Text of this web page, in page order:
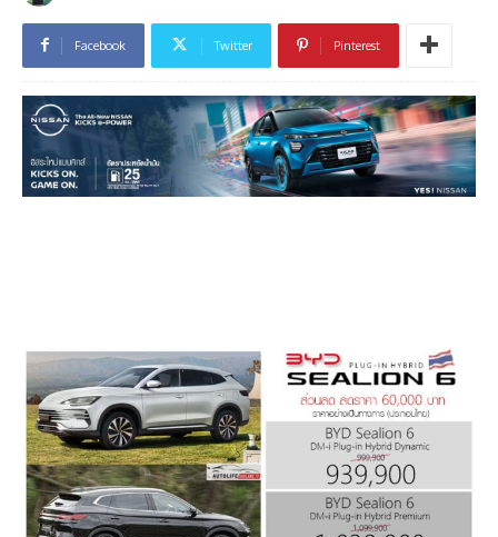
Facebook Twitter Pinterest